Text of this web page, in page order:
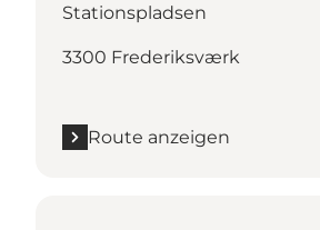
Stationspladsen
3300 Frederiksværk
Route anzeigen